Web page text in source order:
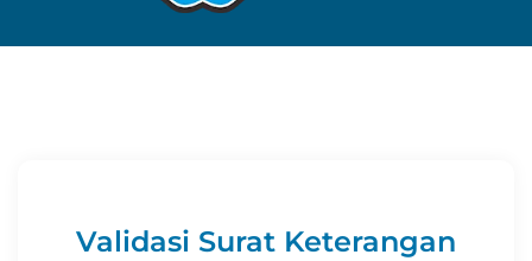
Validasi Surat Keterangan